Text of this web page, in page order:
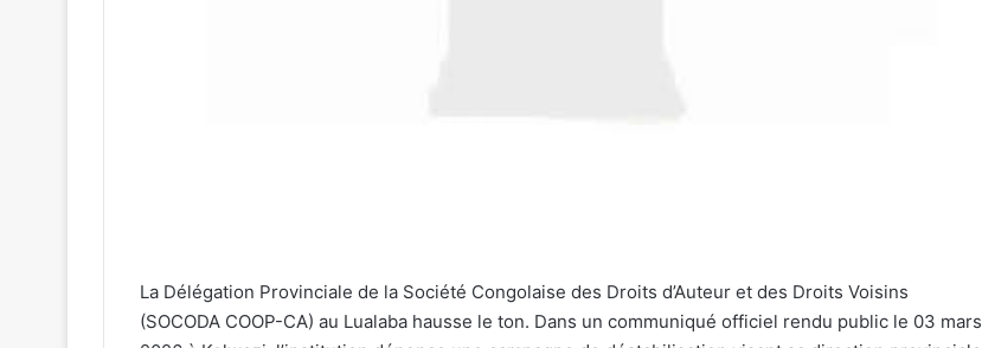
La Délégation Provinciale de la Société Congolaise des Droits d’Auteur et des Droits Voisins
(SOCODA COOP-CA) au Lualaba hausse le ton. Dans un communiqué officiel rendu public le 03 mars